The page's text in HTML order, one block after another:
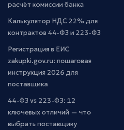
расчёт комиссии банка
Калькулятор НДС 22% для
контрактов 44-ФЗ и 223-ФЗ
Регистрация в ЕИС
zakupki.gov.ru: пошаговая
инструкция 2026 для
поставщика
44-ФЗ vs 223-ФЗ: 12
ключевых отличий — что
выбрать поставщику